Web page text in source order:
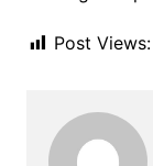
Post Views: